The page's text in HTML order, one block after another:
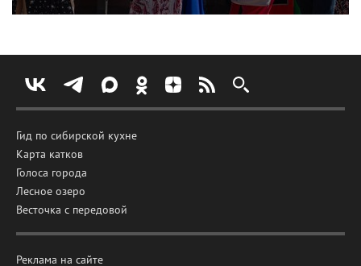
Гид по сибирской кухне
Карта катков
Голоса города
Лесное озеро
Весточка с передовой
Реклама на сайте